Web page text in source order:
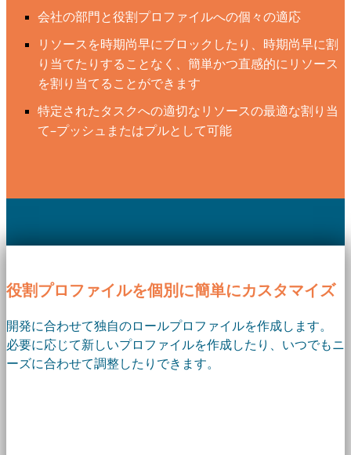
会社の部門と役割プロファイルへの個々の適応
リソースを時期尚早にブロックしたり、時期尚早に割
り当てたりすることなく、簡単かつ直感的にリソース
を割り当てることができます
特定されたタスクへの適切なリソースの最適な割り当
て–プッシュまたはプルとして可能
役割プロファイルを個別に簡単にカスタマイズ
開発に合わせて独自のロールプロファイルを作成します。
必要に応じて新しいプロファイルを作成したり、いつでもニ
ーズに合わせて調整したりできます。